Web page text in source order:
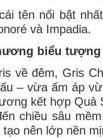
tên nổi bật
và Impadia.
biểu tượng
về đêm, Gris
– vừa ấm áp
kết hợp Quả
chiều sâu
nên lớp nền